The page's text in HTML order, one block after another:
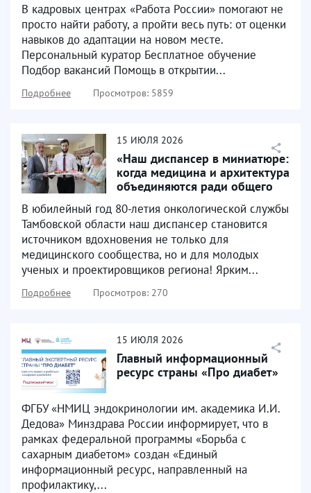
В кадровых центрах «Работа России» помогают не
просто найти работу, а пройти весь путь: от оценки
навыков до адаптации на новом месте.
Персональный куратор Бесплатное обучение
Подбор вакансий Помощь в открытии...
Подробнее Просмотров: 5859
15 ИЮЛЯ 2026
«Наш диспансер в миниатюре:
когда медицина и архитектура
объединяются ради общего
В юбилейный год 80-летия онкологической службы
Тамбовской области наш диспансер становится
источником вдохновения не только для
медицинского сообщества, но и для молодых
ученых и проектировщиков региона! Ярким...
Подробнее Просмотров: 270
15 ИЮЛЯ 2026
Главный информационный
ресурс страны «Про диабет»
ФГБУ «НМИЦ эндокринологии им. академика И.И.
Дедова» Минздрава России информирует, что в
рамках федеральной программы «Борьба с
сахарным диабетом» создан «Единый
информационный ресурс, направленный на
профилактику,...